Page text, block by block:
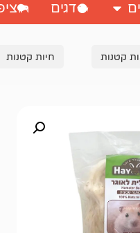
דגים
קטנות חיות קטנות